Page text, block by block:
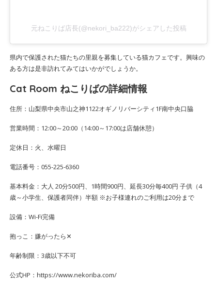
元ねこりば店長(@nekori_ba222)がシェアした投稿
県内で保護された猫たちの里親を募集している猫カフェです。興味の
ある方は是非訪れてみてはいかがでしょうか。
Cat Room ねこりばの詳細情報
住所：山梨県中央市山之神1122オギノリバーシティ1F南中央口脇
営業時間：12:00～20:00（14:00～17:00は店舗休憩）
定休日：火、水曜日
電話番号：055-225-6360
基本料金：大人 20分500円、1時間900円、延長30分毎400円 子供（4
歳～小学生、保護者同伴）半額 ※お子様連れのご利用は20分まで
設備：Wi-Fi完備
抱っこ：嫌がったら✕
年齢制限：3歳以下不可
公式HP：https://www.nekoriba.com/